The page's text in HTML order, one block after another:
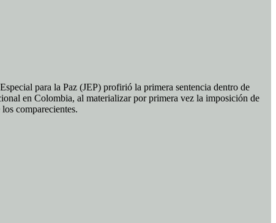
para la Paz (JEP) profirió la primera sentencia dentro de
en Colombia, al materializar por primera vez la imposición de
comparecientes.